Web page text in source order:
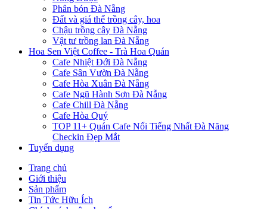
Phân bón Đà Nẵng
Đất và giá thể trồng cây, hoa
Chậu trồng cây Đà Nẵng
Vật tư trồng lan Đà Nẵng
Hoa Sen Việt Coffee - Trà Hoa Quán
Cafe Nhiệt Đới Đà Nẵng
Cafe Sân Vườn Đà Nẵng
Cafe Hòa Xuân Đà Nẵng
Cafe Ngũ Hành Sơn Đà Nẵng
Cafe Chill Đà Nẵng
Cafe Hòa Quý
TOP 11+ Quán Cafe Nổi Tiếng Nhất Đà Năng
Checkin Đẹp Mắt
Tuyển dụng
Trang chủ
Giới thiệu
Sản phẩm
Tin Tức Hữu Ích